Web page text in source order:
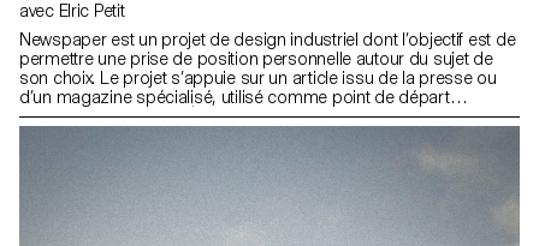
avec Elric Petit
Newspaper est un projet de design industriel dont l’objectif est de
permettre une prise de position personnelle autour du sujet de
son choix. Le projet s’appuie sur un article issu de la presse ou
d’un magazine spécialisé, utilisé comme point de départ
conceptuel et critique. À travers l’analyse, l’interprétation et la
traduction de ce contenu écrit, le projet invite à développer une
réflexion de design, en questionnant les enjeux, les formes et les